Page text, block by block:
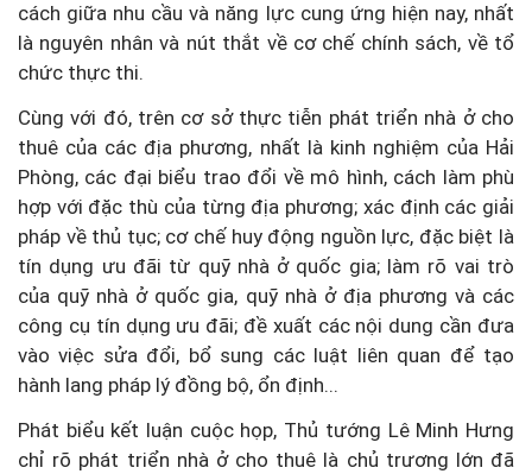
cách giữa nhu cầu và năng lực cung ứng hiện nay, nhất
là nguyên nhân và nút thắt về cơ chế chính sách, về tổ
chức thực thi.
Cùng với đó, trên cơ sở thực tiễn phát triển nhà ở cho
thuê của các địa phương, nhất là kinh nghiệm của Hải
Phòng, các đại biểu trao đổi về mô hình, cách làm phù
hợp với đặc thù của từng địa phương; xác định các giải
pháp về thủ tục; cơ chế huy động nguồn lực, đặc biệt là
tín dụng ưu đãi từ quỹ nhà ở quốc gia; làm rõ vai trò
của quỹ nhà ở quốc gia, quỹ nhà ở địa phương và các
công cụ tín dụng ưu đãi; đề xuất các nội dung cần đưa
vào việc sửa đổi, bổ sung các luật liên quan để tạo
hành lang pháp lý đồng bộ, ổn định...
Phát biểu kết luận cuộc họp, Thủ tướng Lê Minh Hưng
chỉ rõ phát triển nhà ở cho thuê là chủ trương lớn đã